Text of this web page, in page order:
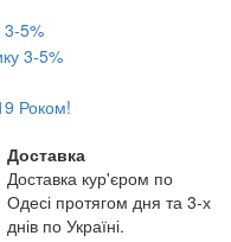
3-5%
Доставка
Доставка кур'єром по
Одесі протягом дня та 3-х
днів по Україні.